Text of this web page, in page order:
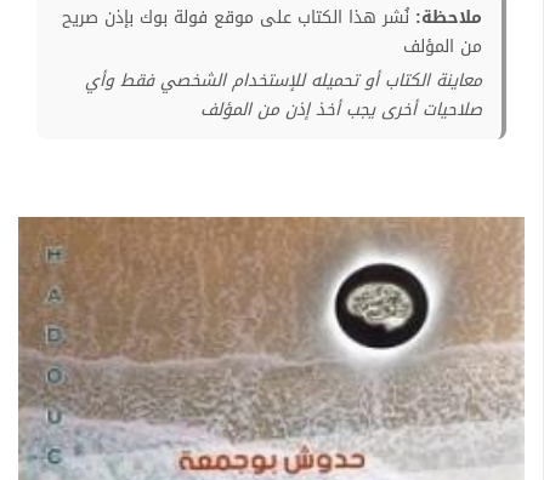
ملاحظة: نُشر هذا الكتاب على موقع فولة بوك بإذن صريح
من المؤلف
معاينة الكتاب أو تحميله للإستخدام الشخصي فقط وأي
صلاحيات أخرى يجب أخذ إذن من المؤلف